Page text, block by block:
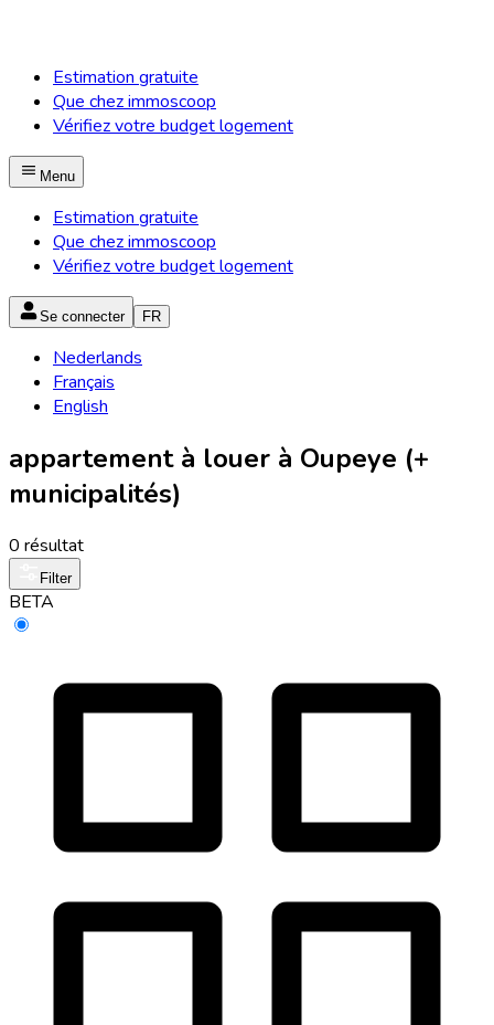
Estimation gratuite
Que chez immoscoop
Vérifiez votre budget logement
Menu
Estimation gratuite
Que chez immoscoop
Vérifiez votre budget logement
Se connecter FR
Nederlands
Français
English
appartement à louer à Oupeye (+
municipalités)
0 résultat
Filter
BETA